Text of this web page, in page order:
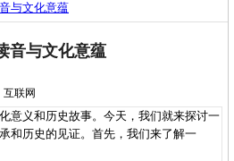
与文化意蕴
音与文化意蕴
互联网
义和历史故事。今天，我们就来探讨一
和历史的见证。首先，我们来了解一